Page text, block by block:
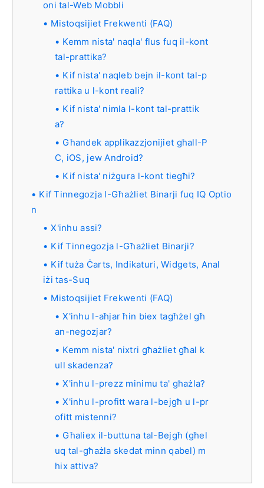
oni tal-Web Mobbli
Mistoqsijiet Frekwenti (FAQ)
Kemm nista' naqla' flus fuq il-kont
tal-prattika?
Kif nista' naqleb bejn il-kont tal-p
rattika u l-kont reali?
Kif nista' nimla l-kont tal-prattik
a?
Għandek applikazzjonijiet għall-P
C, iOS, jew Android?
Kif nista' niżgura l-kont tiegħi?
Kif Tinnegozja l-Għażliet Binarji fuq IQ Optio
n
X'inhu assi?
Kif Tinnegozja l-Għażliet Binarji?
Kif tuża Ċarts, Indikaturi, Widgets, Anal
iżi tas-Suq
Mistoqsijiet Frekwenti (FAQ)
X'inhu l-aħjar ħin biex tagħżel għ
an-negozjar?
Kemm nista' nixtri għażliet għal k
ull skadenza?
X'inhu l-prezz minimu ta' għażla?
X'inhu l-profitt wara l-bejgħ u l-pr
ofitt mistenni?
Għaliex il-buttuna tal-Bejgħ (għel
uq tal-għażla skedat minn qabel) m
hix attiva?